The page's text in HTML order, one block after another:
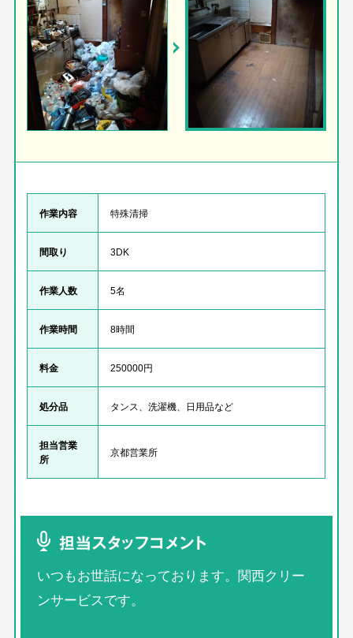
作業内容 特殊清掃
間取り 3DK
作業人数 5名
作業時間 8時間
料金 250000円
処分品 タンス、洗濯機、日用品など
担当営業
所
京都営業所
担当スタッフコメント
いつもお世話になっております。関西クリー
ンサービスです。